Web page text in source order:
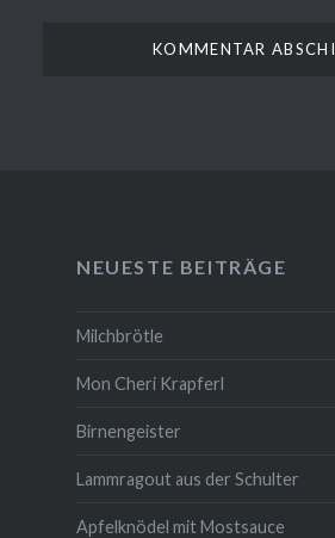
NEUESTE BEITRÄGE
Milchbrötle
Mon Cheri Krapferl
Birnengeister
Lammragout aus der Schulter
Apfelknödel mit Mostsauce